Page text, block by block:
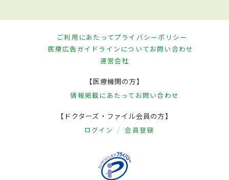
ご利用にあたってプライバシーポリシー
医療広告ガイドラインについてお問い合わせ
運営会社
【医療機関の方】
情報掲載にあたって お問い合わせ
【ドクターズ・ファイル会員の方】
ログイン 会員登録